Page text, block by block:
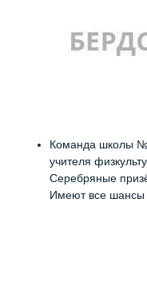
Команда школы
учителя
Серебряные
Имеют все шансы